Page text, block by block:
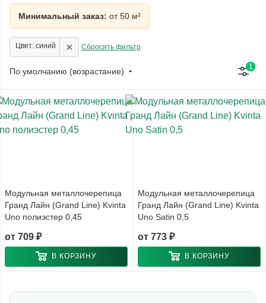
Минимальный заказ: от 50 м²
Цвет: синий × Сбросить фильтр
По умолчанию (возрастание) 1
Модульная металлочерепица
Гранд Лайн (Grand Line) Kvinta
Uno полиэстер 0,45
от 709 ₽
В КОРЗИНУ
Модульная металлочерепица
Гранд Лайн (Grand Line) Kvinta
Uno Satin 0,5
от 773 ₽
В КОРЗИНУ